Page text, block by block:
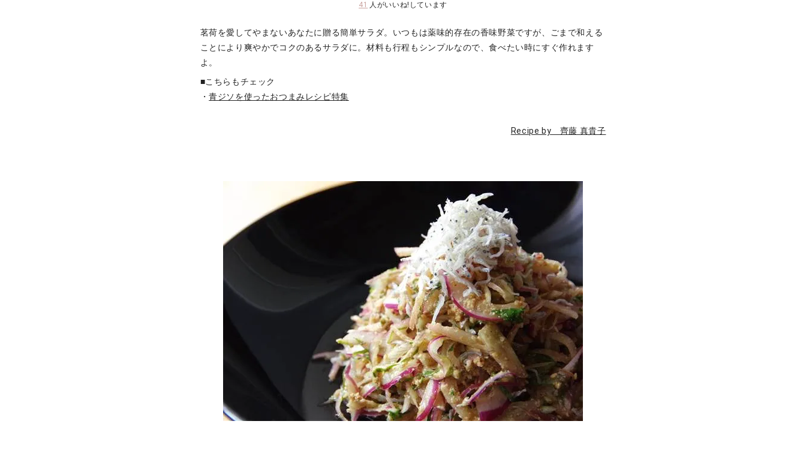
41 人がいいね!しています
茗荷を愛してやまないあなたに贈る簡単サラダ。いつもは薬味的存在の香味野菜ですが、ごまで和える
ことにより爽やかでコクのあるサラダに。材料も行程もシンプルなので、食べたい時にすぐ作れます
よ。
■こちらもチェック
・青ジソを使ったおつまみレシピ特集
Recipe by 齊藤 真貴子